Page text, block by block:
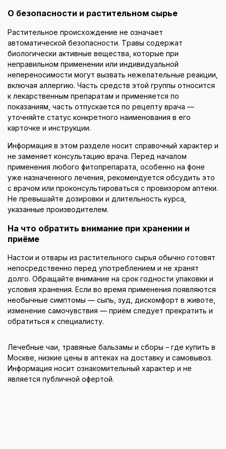
О безопасности и растительном сырье
Растительное происхождение не означает
автоматической безопасности. Травы содержат
биологически активные вещества, которые при
неправильном применении или индивидуальной
непереносимости могут вызвать нежелательные реакции,
включая аллергию. Часть средств этой группы относится
к лекарственным препаратам и применяется по
показаниям, часть отпускается по рецепту врача —
уточняйте статус конкретного наименования в его
карточке и инструкции.
Информация в этом разделе носит справочный характер и
не заменяет консультацию врача. Перед началом
применения любого фитопрепарата, особенно на фоне
уже назначенного лечения, рекомендуется обсудить это
с врачом или проконсультироваться с провизором аптеки.
Не превышайте дозировки и длительность курса,
указанные производителем.
На что обратить внимание при хранении и
приёме
Настои и отвары из растительного сырья обычно готовят
непосредственно перед употреблением и не хранят
долго. Обращайте внимание на срок годности упаковки и
условия хранения. Если во время применения появляются
необычные симптомы — сыпь, зуд, дискомфорт в животе,
изменение самочувствия — приём следует прекратить и
обратиться к специалисту.
Лечебные чаи, травяные бальзамы и сборы – где купить в
Москве, низкие цены в аптеках на доставку и самовывоз.
Информация носит ознакомительный характер и не
является публичной офертой.